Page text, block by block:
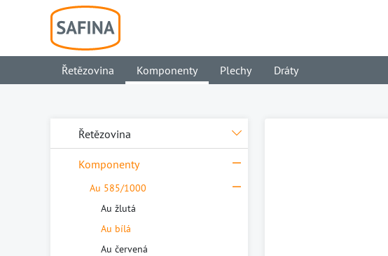
Řetězovina
Komponenty
Au 585/1000
Au žlutá
Au bílá
Au červená
Řetězovina Komponenty Plechy Dráty